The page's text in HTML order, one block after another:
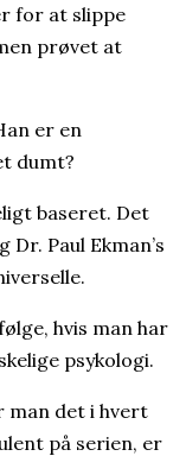
for at slippe
prøvet at
er en
dumt?
baseret. Det
Paul Ekman’s
hvis man har
psykologi.
man det i hvert
på serien, er